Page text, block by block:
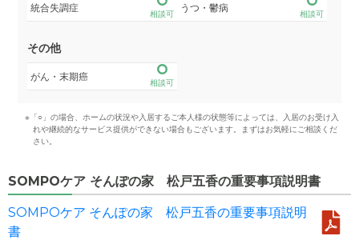
統合失調症
相談可
うつ・鬱病
相談可
その他
がん・末期癌
相談可
※「○」の場合、ホームの状況や入居するご本人様の状態等によっては、入居のお受け入
れや継続的なサービス提供ができない場合もございます。まずはお気軽にご相談くだ
さい。
SOMPOケア そんぽの家 松戸五香の重要事項説明書
SOMPOケア そんぽの家 松戸五香の重要事項説明
書